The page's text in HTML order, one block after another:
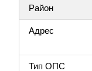
Район
Адрес
Тип ОПС